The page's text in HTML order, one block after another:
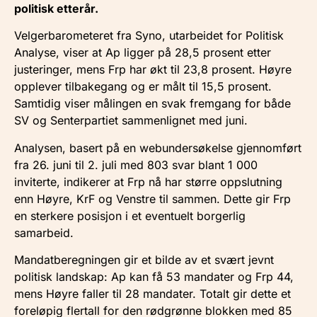
politisk etterår.
Velgerbarometeret fra Syno, utarbeidet for Politisk
Analyse, viser at Ap ligger på 28,5 prosent etter
justeringer, mens Frp har økt til 23,8 prosent. Høyre
opplever tilbakegang og er målt til 15,5 prosent.
Samtidig viser målingen en svak fremgang for både
SV og Senterpartiet sammenlignet med juni.
Analysen, basert på en webundersøkelse gjennomført
fra 26. juni til 2. juli med 803 svar blant 1 000
inviterte, indikerer at Frp nå har større oppslutning
enn Høyre, KrF og Venstre til sammen. Dette gir Frp
en sterkere posisjon i et eventuelt borgerlig
samarbeid.
Mandatberegningen gir et bilde av et svært jevnt
politisk landskap: Ap kan få 53 mandater og Frp 44,
mens Høyre faller til 28 mandater. Totalt gir dette et
foreløpig flertall for den rødgrønne blokken med 85